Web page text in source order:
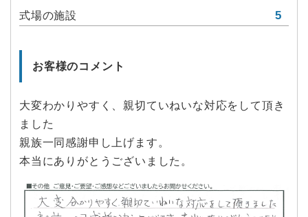
式場の施設 5
お客様のコメント
大変わかりやすく、親切ていねいな対応をして頂き
ました
親族一同感謝申し上げます。
本当にありがとうございました。